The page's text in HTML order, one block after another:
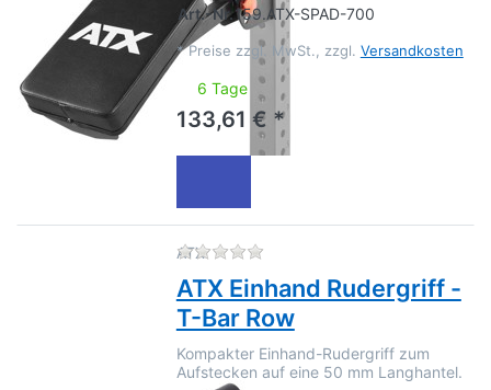
Art.-Nr.159.ATX-SPAD-700
* Preise zzgl. MwSt., zzgl. Versandkosten
6 Tage
133,61 € *
ATX Zu diesem Produkt liegen
ATX Einhand Rudergriff -
T-Bar Row
Kompakter Einhand-Rudergriff zum
Aufstecken auf eine 50 mm Langhantel.